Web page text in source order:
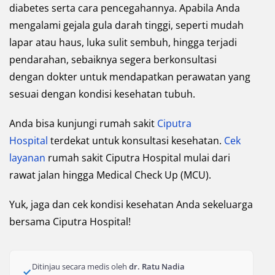
diabetes serta cara pencegahannya. Apabila Anda
mengalami gejala gula darah tinggi, seperti mudah
lapar atau haus, luka sulit sembuh, hingga terjadi
pendarahan, sebaiknya segera berkonsultasi
dengan dokter untuk mendapatkan perawatan yang
sesuai dengan kondisi kesehatan tubuh.
Anda bisa kunjungi rumah sakit Ciputra
Hospital terdekat untuk konsultasi kesehatan. Cek
layanan rumah sakit Ciputra Hospital mulai dari
rawat jalan hingga Medical Check Up (MCU).
Yuk, jaga dan cek kondisi kesehatan Anda sekeluarga
bersama Ciputra Hospital!
Ditinjau secara medis oleh dr. Ratu Nadia